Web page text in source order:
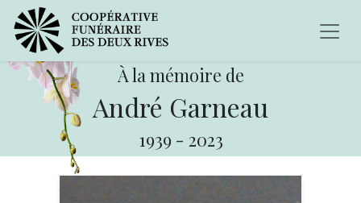
À la mémoire de
André Garneau
1939 - 2023